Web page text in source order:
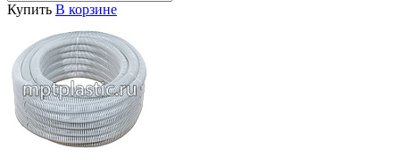
Купить В корзине